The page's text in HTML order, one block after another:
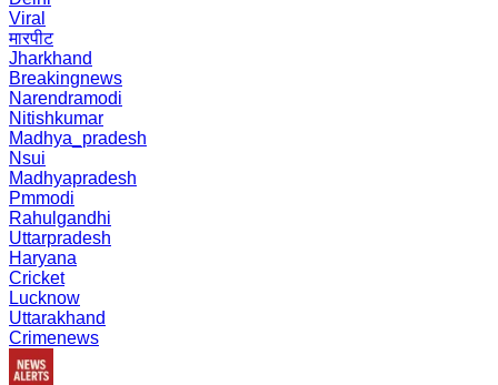
Viral
मारपीट
Jharkhand
Breakingnews
Narendramodi
Nitishkumar
Madhya_pradesh
Nsui
Madhyapradesh
Pmmodi
Rahulgandhi
Uttarpradesh
Haryana
Cricket
Lucknow
Uttarakhand
Crimenews